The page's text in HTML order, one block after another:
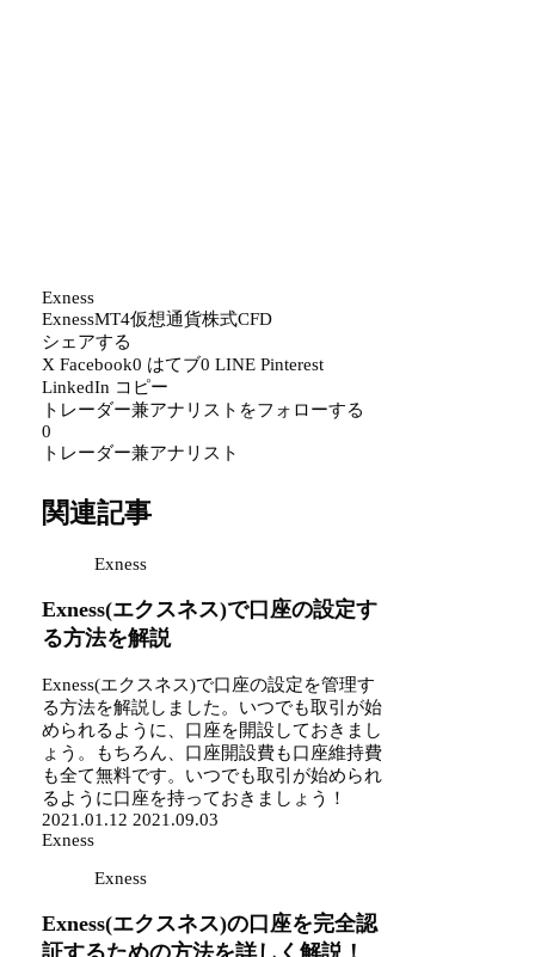
Exness
ExnessMT4仮想通貨株式CFD
シェアする
X Facebook0 はてブ0 LINE Pinterest
LinkedIn コピー
トレーダー兼アナリストをフォローする
0
トレーダー兼アナリスト
関連記事
Exness
Exness(エクスネス)で口座の設定す
る方法を解説
Exness(エクスネス)で口座の設定を管理す
る方法を解説しました。いつでも取引が始
められるように、口座を開設しておきまし
ょう。もちろん、口座開設費も口座維持費
も全て無料です。いつでも取引が始められ
るように口座を持っておきましょう！
2021.01.12 2021.09.03
Exness
Exness
Exness(エクスネス)の口座を完全認